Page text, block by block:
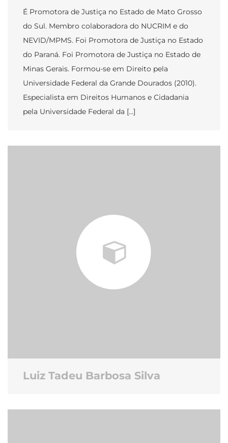
É Promotora de Justiça no Estado de Mato Grosso
do Sul. Membro colaboradora do NUCRIM e do
NEVID/MPMS. Foi Promotora de Justiça no Estado
do Paraná. Foi Promotora de Justiça no Estado de
Minas Gerais. Formou-se em Direito pela
Universidade Federal da Grande Dourados (2010).
Especialista em Direitos Humanos e Cidadania
pela Universidade Federal da […]
Luiz Tadeu Barbosa Silva